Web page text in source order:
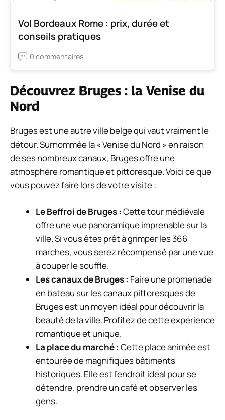
Vol Bordeaux Rome : prix, durée et
conseils pratiques
0 commentaires
Découvrez Bruges : la Venise du
Nord
Bruges est une autre ville belge qui vaut vraiment le
détour. Surnommée la « Venise du Nord » en raison
de ses nombreux canaux, Bruges offre une
atmosphère romantique et pittoresque. Voici ce que
vous pouvez faire lors de votre visite :
Le Beffroi de Bruges : Cette tour médiévale
offre une vue panoramique imprenable sur la
ville. Si vous êtes prêt à grimper les 366
marches, vous serez récompensé par une vue
à couper le souffle.
Les canaux de Bruges : Faire une promenade
en bateau sur les canaux pittoresques de
Bruges est un moyen idéal pour découvrir la
beauté de la ville. Profitez de cette expérience
romantique et unique.
La place du marché : Cette place animée est
entourée de magnifiques bâtiments
historiques. Elle est l’endroit idéal pour se
détendre, prendre un café et observer les
gens.